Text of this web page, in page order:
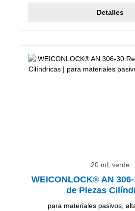
Detalles
20 ml, verde
WEICONLOCK® AN
de Piezas
para materiales pasivos,